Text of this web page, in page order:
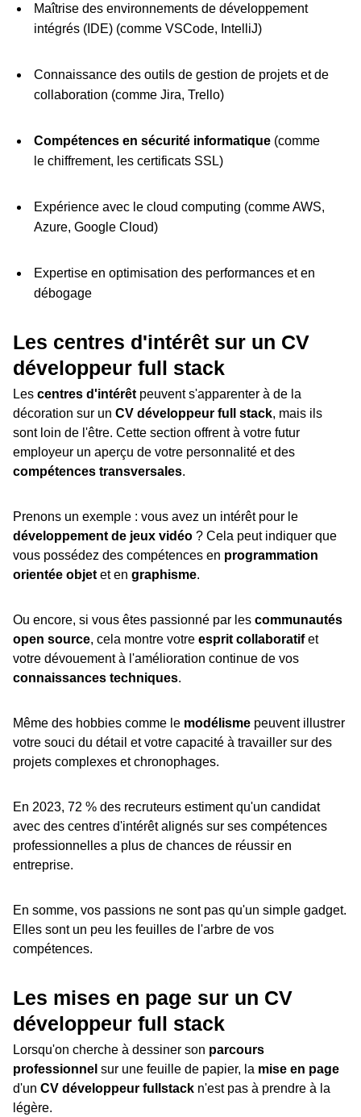
Maîtrise des environnements de développement
intégrés (IDE) (comme VSCode, IntelliJ)
Connaissance des outils de gestion de projets et de
collaboration (comme Jira, Trello)
Compétences en sécurité informatique(comme
le chiffrement, les certificats SSL)
Expérience avec le cloud computing (comme AWS,
Azure, Google Cloud)
Expertise en optimisation des performances et en
débogage
Les centres d'intérêt sur un CV
développeur full stack
Les centres d'intérêt peuvent s'apparenter à de la
décoration sur un CV développeur full stack, mais ils
sont loin de l'être. Cette section offrent à votre futur
employeur un aperçu de votre personnalité et des
compétences transversales.
Prenons un exemple : vous avez un intérêt pour le
développement de jeux vidéo ? Cela peut indiquer que
vous possédez des compétences en programmation
orientée objet et en graphisme.
Ou encore, si vous êtes passionné par les communautés
open source, cela montre votre esprit collaboratifet
votre dévouement à l'amélioration continue de vos
connaissances techniques.
Même des hobbies comme le modélisme peuvent illustrer
votre souci du détail et votre capacité à travailler sur des
projets complexes et chronophages.
En 2023, 72 % des recruteurs estiment qu'un candidat
avec des centres d'intérêt alignés sur ses compétences
professionnelles a plus de chances de réussir en
entreprise.
En somme, vos passions ne sont pas qu'un simple gadget.
Elles sont un peu les feuilles de l'arbre de vos
compétences.
Les mises en page sur un CV
développeur full stack
Lorsqu'on cherche à dessiner son parcours
professionnel sur une feuille de papier, la mise en page
d'un CV développeur fullstack n'est pas à prendre à la
légère.